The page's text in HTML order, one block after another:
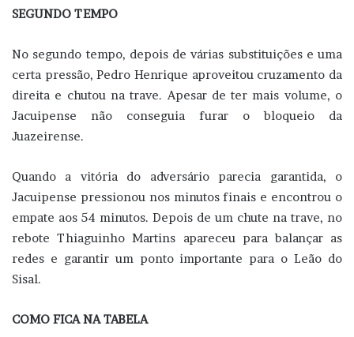
SEGUNDO TEMPO
No segundo tempo, depois de várias substituições e uma
certa pressão, Pedro Henrique aproveitou cruzamento da
direita e chutou na trave. Apesar de ter mais volume, o
Jacuipense não conseguia furar o bloqueio da
Juazeirense.
Quando a vitória do adversário parecia garantida, o
Jacuipense pressionou nos minutos finais e encontrou o
empate aos 54 minutos. Depois de um chute na trave, no
rebote Thiaguinho Martins apareceu para balançar as
redes e garantir um ponto importante para o Leão do
Sisal.
COMO FICA NA TABELA